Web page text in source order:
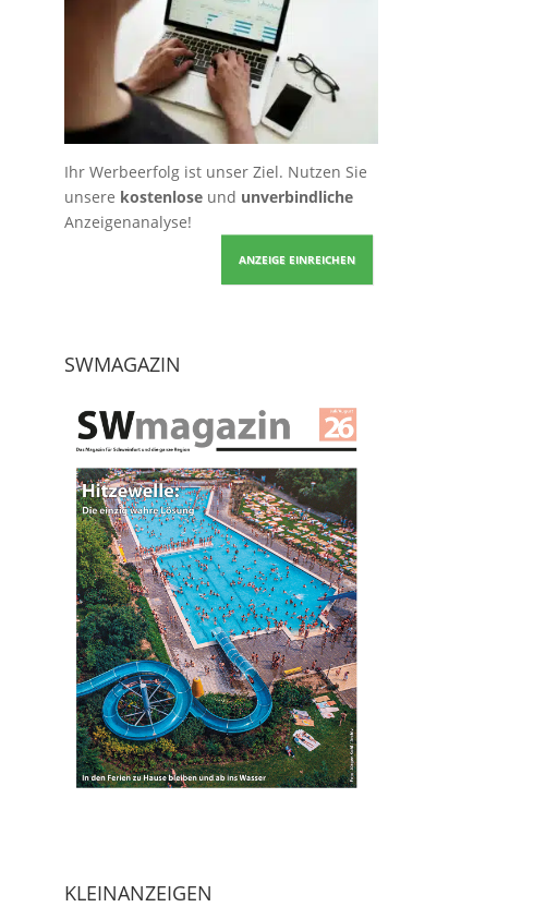
Ihr Werbeerfolg ist unser Ziel. Nutzen Sie
unsere kostenloseund unverbindliche
Anzeigenanalyse!
ANZEIGE EINREICHEN
SWMAGAZIN
KLEINANZEIGEN